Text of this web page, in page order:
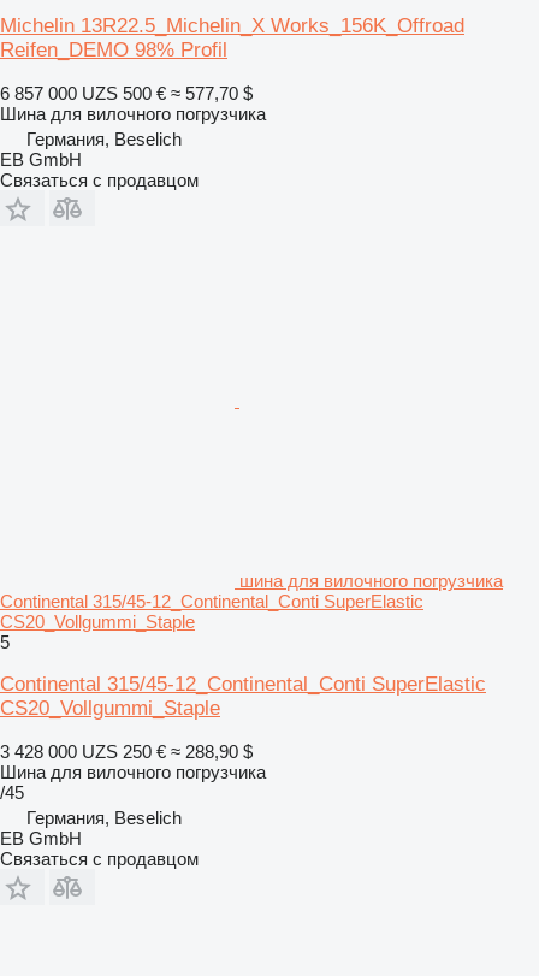
Michelin 13R22.5_Michelin_X Works_156K_Offroad
Reifen_DEMO 98% Profil
6 857 000 UZS 500 € ≈ 577,70 $
Шина для вилочного погрузчика
Германия, Beselich
EB GmbH
Связаться с продавцом
шина для вилочного погрузчика
Continental 315/45-12_Continental_Conti SuperElastic
CS20_Vollgummi_Staple
5
Continental 315/45-12_Continental_Conti SuperElastic
CS20_Vollgummi_Staple
3 428 000 UZS 250 € ≈ 288,90 $
Шина для вилочного погрузчика
/45
Германия, Beselich
EB GmbH
Связаться с продавцом